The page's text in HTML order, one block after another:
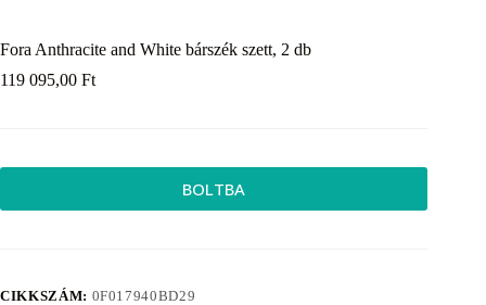
Fora Anthracite and White bárszék szett, 2 db
119 095,00 Ft
BOLTBA
CIKKSZÁM: 0F017940BD29